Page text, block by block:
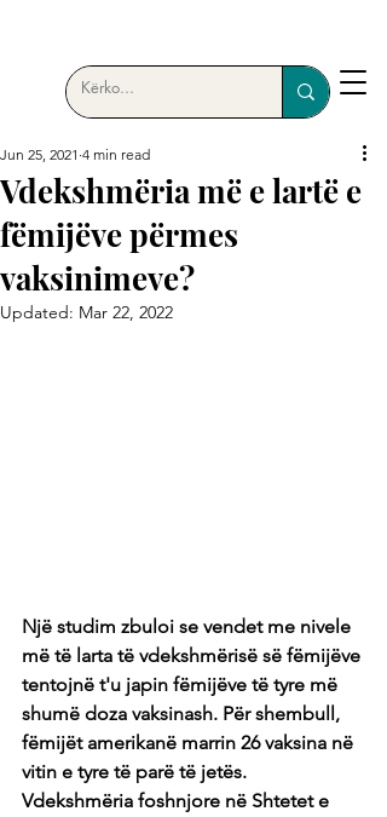
Vdekshmëria më e lartë e
fëmijëve përmes
vaksinimeve?
Jun 25, 2021 4 min read
Updated: Mar 22, 2022
Një studim zbuloi se vendet me nivele
më të larta të vdekshmërisë së fëmijëve
tentojnë t'u japin fëmijëve të tyre më
shumë doza vaksinash. Për shembull,
fëmijët amerikanë marrin 26 vaksina në
vitin e tyre të parë të jetës.
Vdekshmëria foshnjore në Shtetet e